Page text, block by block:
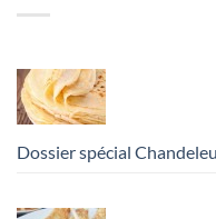
Dossier spécial